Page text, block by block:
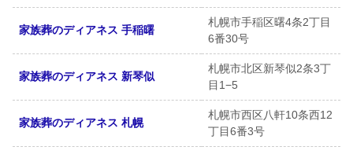
家族葬のディアネス 手稲曙
札幌市手稲区曙4条2丁目
6番30号
家族葬のディアネス 新琴似
札幌市北区新琴似2条3丁
目1−5
家族葬のディアネス 札幌
札幌市西区八軒10条西12
丁目6番3号